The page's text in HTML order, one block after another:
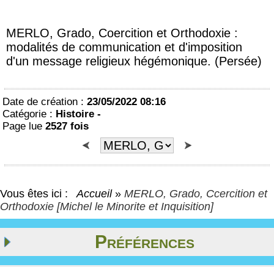
MERLO, Grado, Coercition et Orthodoxie :
modalités de communication et d'imposition
d'un message religieux hégémonique. (Persée)
Date de création : 23/05/2022 08:16
Catégorie : Histoire -
Page lue 2527 fois
Vous êtes ici : Accueil » MERLO, Grado, Ccercition et
Orthodoxie [Michel le Minorite et Inquisition]
Préférences